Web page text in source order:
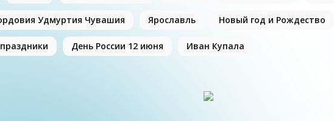
Удмуртия Чувашия Ярославль Новый год и Рождество
День России 12 июня Иван Купала